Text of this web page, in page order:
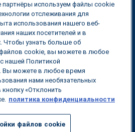
перевозок
Политика
конфиденциальности
используем файлы cookie
отслеживания для
использования нашего веб-
наших посетителей и в
Чтобы узнать больше об
cookie, вы можете в любое
нашей Политикой
Вы можете в любое время
нами необязательных
«Отклонить
политика конфиденциальности
файлов cookie